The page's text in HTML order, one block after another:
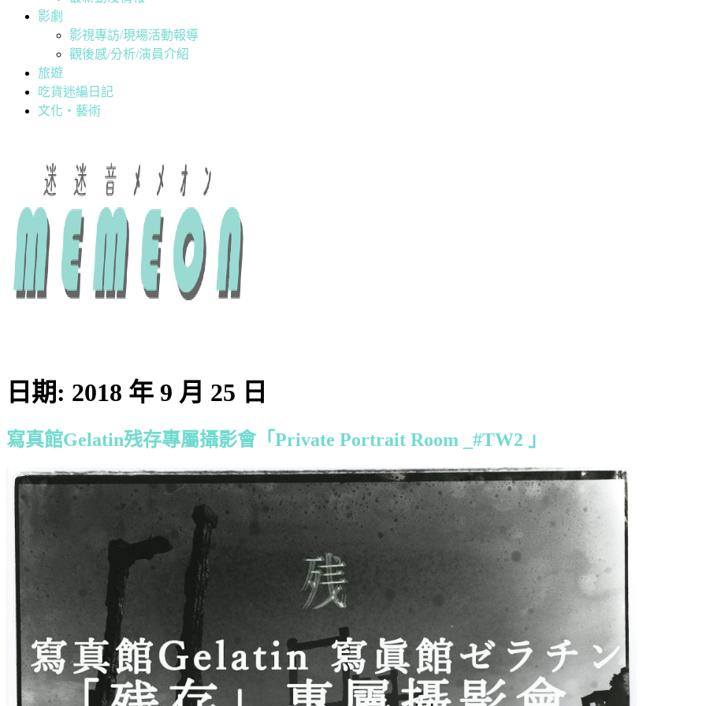
影劇
影視專訪/現場活動報導
觀後感/分析/演員介紹
旅遊
吃貨迷編日記
文化・藝術
日期: 2018 年 9 月 25 日
寫真館Gelatin残存專屬攝影會「Private Portrait Room _#TW2 」